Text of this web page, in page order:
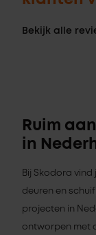
Bekijk alle
Ruim
in
Bij Skodora vind
deuren en
projecten in
ontworpen met